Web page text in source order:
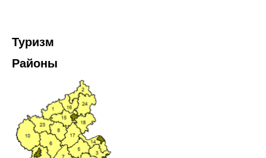
Туризм
Районы